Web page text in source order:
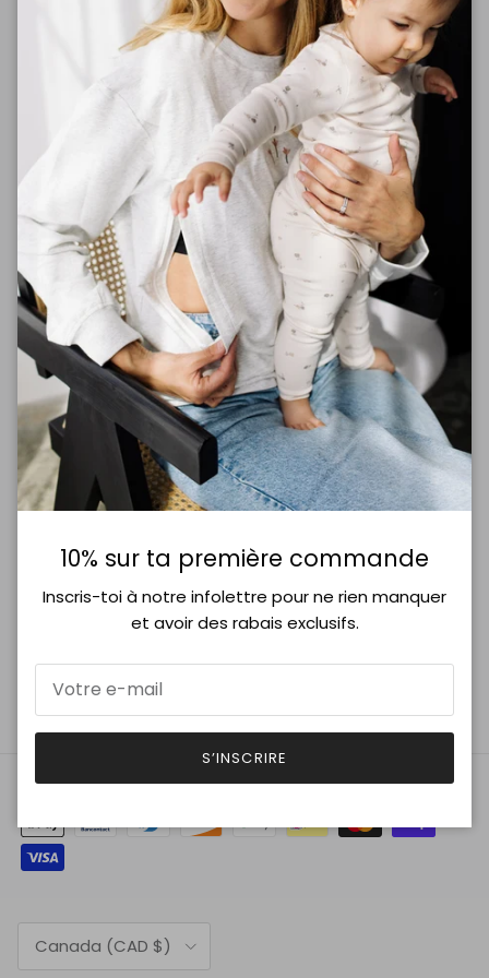
Instagram
Recherche
Points de vente
Boutique
À propos
Livraison et retour
Newsletter
Obtenez 10% sur votre première commande lorsque
vous vous inscrivez à l'infolettre.
Facebook
Instagram
Pays
Canada (CAD $)
10% sur ta première commande
Inscris-toi à notre infolettre pour ne rien manquer
et avoir des rabais exclusifs.
S’INSCRIRE